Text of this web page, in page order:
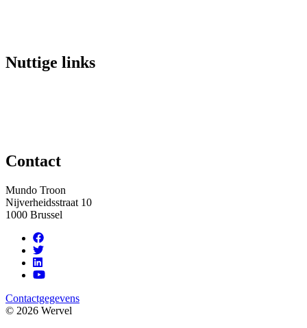
Nuttige links
Contact
Mundo Troon
Nijverheidsstraat 10
1000 Brussel
Contactgegevens
© 2026 Wervel